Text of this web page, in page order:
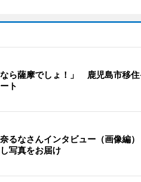
なら薩摩でしょ！」 鹿児島市移住
ト
るなさんインタビュー（画像編）
写真をお届け